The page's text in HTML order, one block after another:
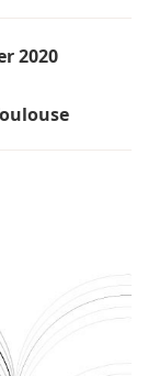
2020